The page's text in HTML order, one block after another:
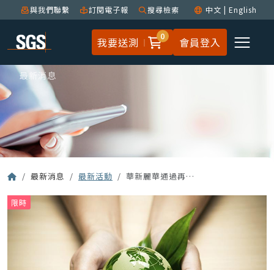
與我們聯繫 訂閱電子報 搜尋檢索 中文 | English
我要送測 0 會員登入
最新消息
最新消息 最新活動 華新麗華通過再生材料含量驗證，達成銅線材綠色製造里程碑
限時